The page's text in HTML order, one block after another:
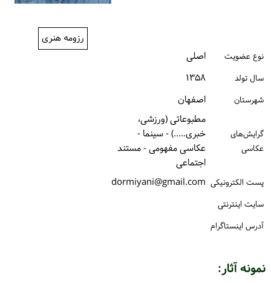
رزومه هنری
نوع عضویت اصلی
سال تولد ۱۳۵۸
شهرستان اصفهان
گرایش‌های
عکاسی
مطبوعاتی (ورزشی،
خبری.....) - سینما -
عکاسی مفهومی - مستند
اجتماعی
پست الكترونیكی dormiyani@gmail.com
سایت اینترنتی
آدرس اینستاگرام
نمونه آثار: